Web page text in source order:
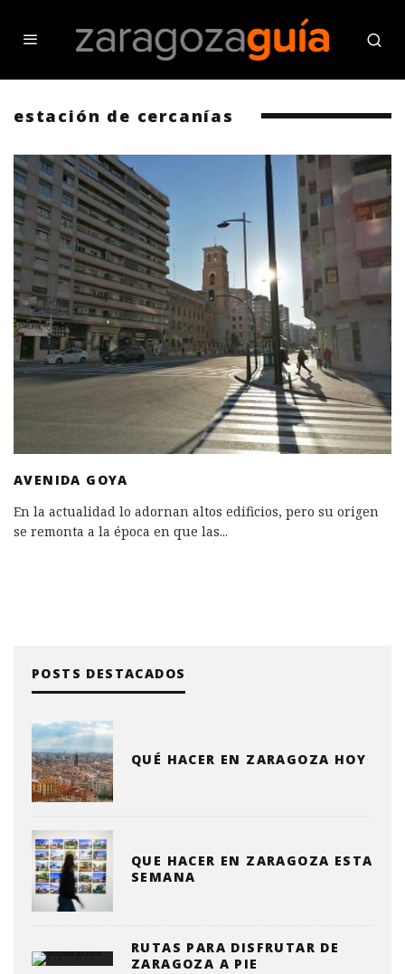
estación de cercanías
AVENIDA GOYA
En la actualidad lo adornan altos edificios, pero su origen
se remonta a la época en que las...
POSTS DESTACADOS
QUÉ HACER EN ZARAGOZA HOY
QUE HACER EN ZARAGOZA ESTA
SEMANA
RUTAS PARA DISFRUTAR DE
ZARAGOZA A PIE